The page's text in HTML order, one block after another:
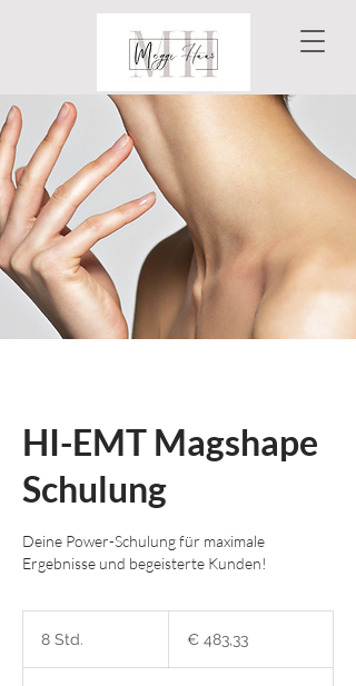
HI-EMT Magshape
Schulung
Deine Power-Schulung für maximale
Ergebnisse und begeisterte Kunden!
8 Std. € 483,33